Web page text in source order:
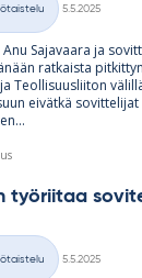
5.5.2025
Sa­ja­vaara ja
rat­kaista
Teol­li­suus­lii­ton
ei­vätkä
työ­rii­taa
5.5.2025